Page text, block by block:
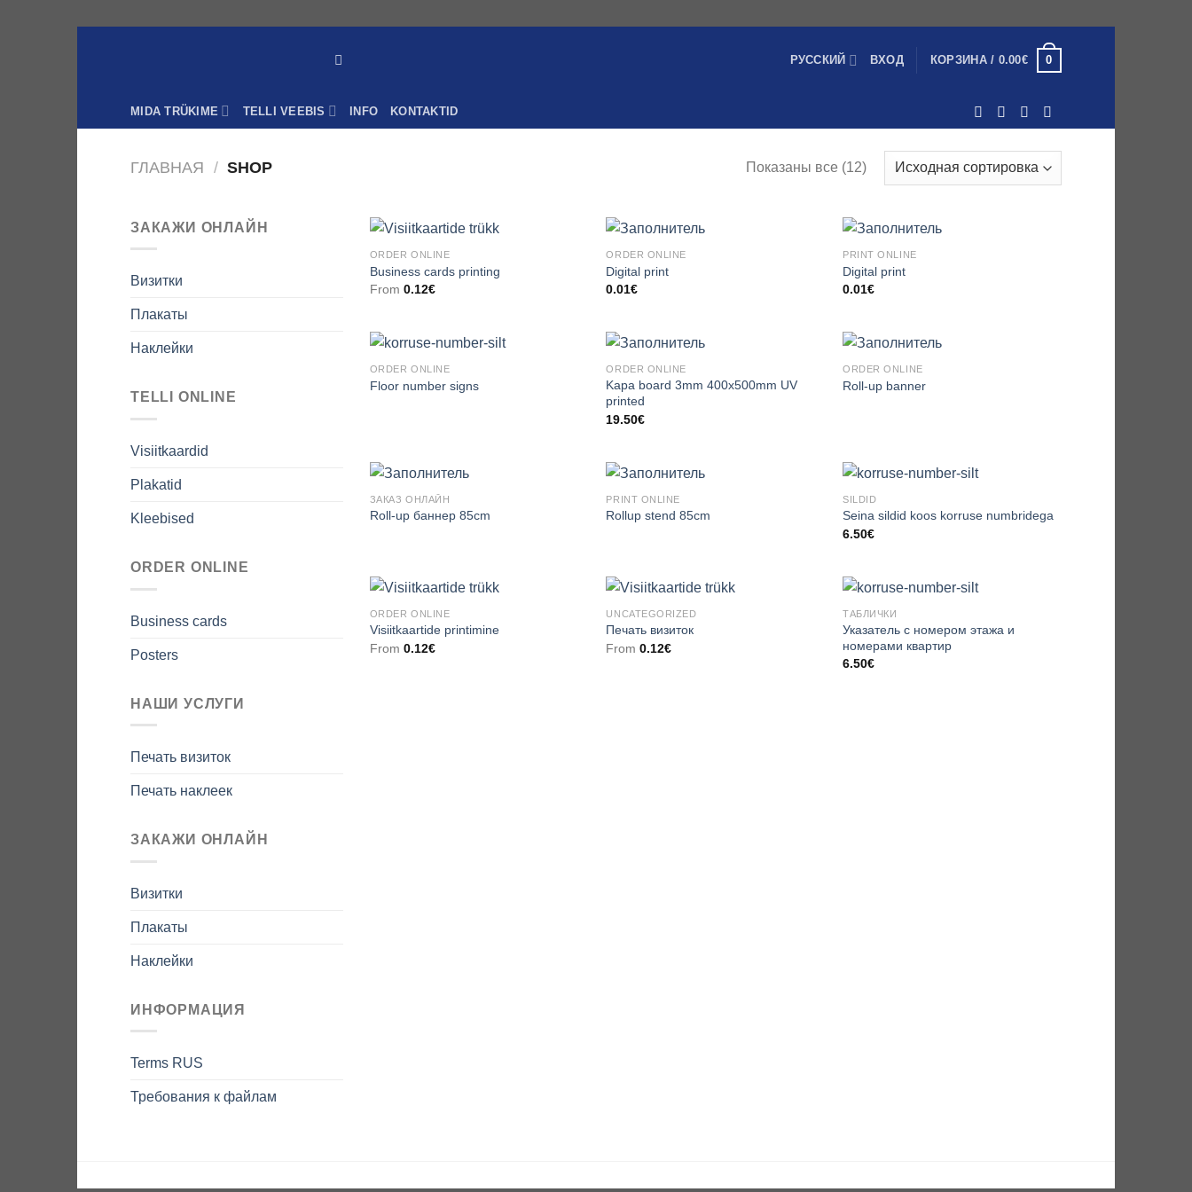
РУССКИЙ ВХОД КОРЗИНА / 0.00€ 0
MIDA TRÜKIME TELLI VEEBIS INFO KONTAKTID
ГЛАВНАЯ / SHOP Показаны все (12)
ЗАКАЖИ ОНЛАЙН
Визитки
Плакаты
Наклейки
TELLI ONLINE
Visiitkaardid
Plakatid
Kleebised
ORDER ONLINE
Business cards
Posters
НАШИ УСЛУГИ
Печать визиток
Печать наклеек
ЗАКАЖИ ОНЛАЙН
Визитки
Плакаты
Наклейки
ИНФОРМАЦИЯ
Terms RUS
Требования к файлам
ORDER ONLINE
Business cards printing
From 0.12€
ORDER ONLINE
Digital print
0.01€
PRINT ONLINE
Digital print
0.01€
ORDER ONLINE
Floor number signs
ORDER ONLINE
Kapa board 3mm 400x500mm UV
printed
19.50€
ORDER ONLINE
Roll-up banner
ЗАКАЗ ОНЛАЙН
Roll-up баннер 85cm
PRINT ONLINE
Rollup stend 85cm
SILDID
Seina sildid koos korruse numbridega
6.50€
ORDER ONLINE
Visiitkaartide printimine
From 0.12€
UNCATEGORIZED
Печать визиток
From 0.12€
ТАБЛИЧКИ
Указатель с номером этажа и
номерами квартир
6.50€